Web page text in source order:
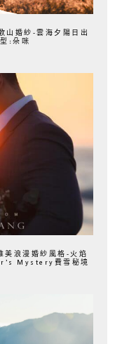
婚紗-雲海夕陽日出
:朵咪
浪漫婚紗風格-火焰
Mystery費雪秘境